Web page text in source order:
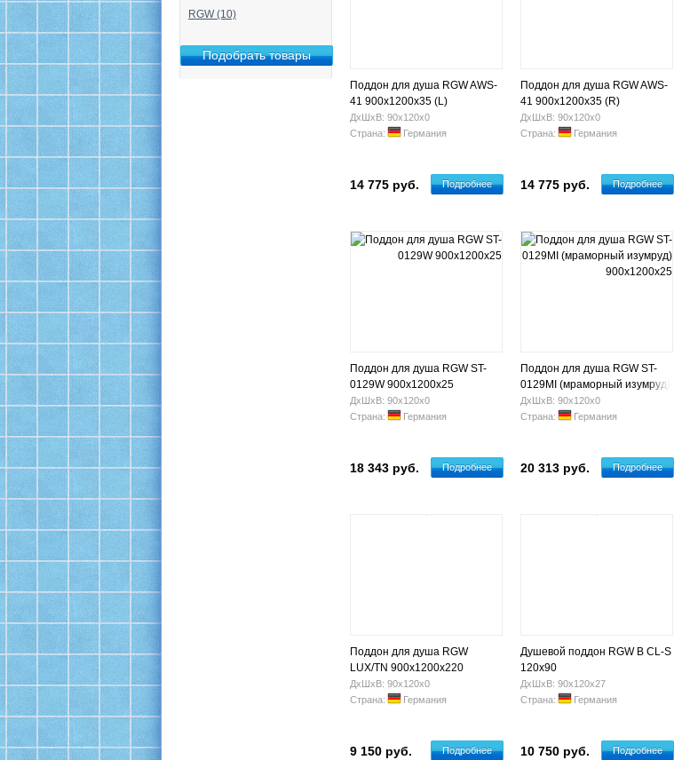
RGW (10)
Поддон для душа RGW AWS-
41 900х1200х35 (L)
ДхШхВ: 90х120х0
Страна:
Германия
14 775 руб. Подробнее
Поддон для душа RGW AWS-
41 900х1200х35 (R)
ДхШхВ: 90х120х0
Страна:
Германия
14 775 руб. Подробнее
Поддон для душа RGW ST-
0129W 900х1200х25
ДхШхВ: 90х120х0
Страна:
Германия
18 343 руб. Подробнее
Поддон для душа RGW ST-
0129MI (мраморный изумруд)
900х1200х25
ДхШхВ: 90х120х0
Страна:
Германия
20 313 руб. Подробнее
Поддон для душа RGW
LUX/TN 900х1200х220
ДхШхВ: 90х120х0
Страна:
Германия
9 150 руб. Подробнее
Душевой поддон RGW B CL-S
120x90
ДхШхВ: 90х120х27
Страна:
Германия
10 750 руб. Подробнее